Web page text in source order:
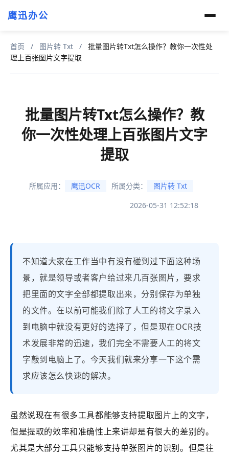
鹰迅办公
首页 / 图片转 Txt /
批量图片转Txt怎么操作？教你一次性处
理上百张图片文字提取
批量图片转Txt怎么操作？教
你一次性处理上百张图片文字
提取
所属应用： 鹰迅OCR 所属分类：
图片转 Txt
2026-05-31 12:52:18
不知道大家在工作当中有没有碰到过下面这种场
景，就是领导或者客户给过来几百张图片，要求
把里面的文字全部都提取出来，分别保存为单独
的文件。在以前可能我们除了人工的将文字录入
到电脑中就没有更好的选择了，但是现在OCR技
术发展非常的迅速，我们完全不需要人工的将文
字敲到电脑上了。今天我们就来分享一下这个需
求应该怎么快速的解决。
虽然说现在有很多工具都能够支持提取图片上的文字，
但是提取的效率和准确性上来讲却是有很大的差别的。
尤其是大部分工具只能够支持单张图片的识别。但是往